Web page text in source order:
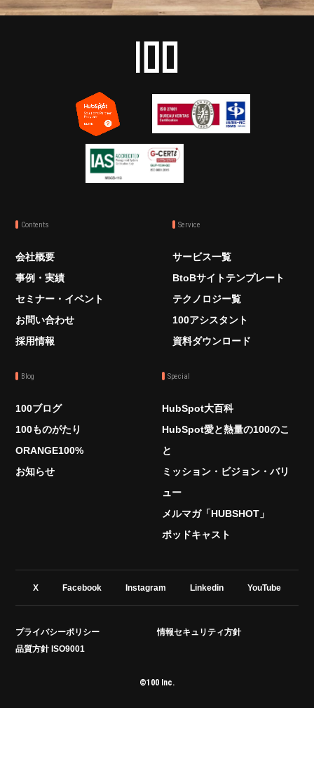
Contents
会社概要
事例・実績
セミナー・イベント
お問い合わせ
採用情報
Service
サービス一覧
BtoBサイトテンプレート
テクノロジー覧
100アシスタント
資料ダウンロード
Blog
100ブログ
100ものがたり
ORANGE100%
お知らせ
Special
HubSpot大百科
HubSpot愛と熱量の100のこ
と
ミッション・ビジョン・バリ
ュー
メルマガ「HUBSHOT」
ポッドキャスト
X Facebook Instagram Linkedin YouTube
プライバシーポリシー
情報セキュリティ方針
品質方針 ISO9001
©100 Inc.